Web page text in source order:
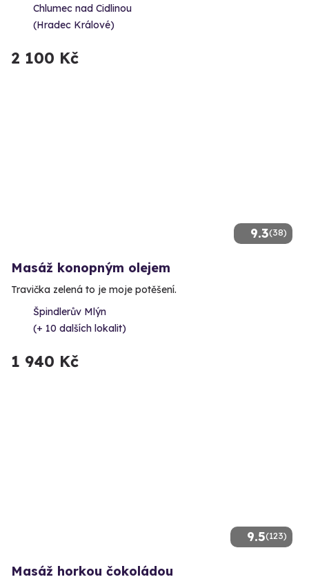
Chlumec nad Cidlinou
(Hradec Králové)
2 100 Kč
9.3(38)
Masáž konopným olejem
Travička zelená to je moje potěšení.
Špindlerův Mlýn
(+ 10 dalších lokalit)
1 940 Kč
9.5(123)
Masáž horkou čokoládou